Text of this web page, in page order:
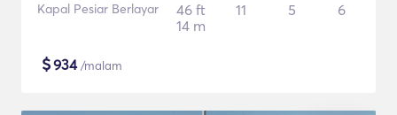
Kapal Pesiar Berlayar
46 ft
14 m
11 5 6
$934/malam